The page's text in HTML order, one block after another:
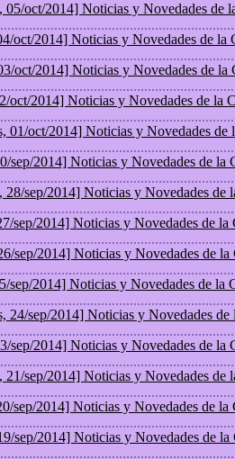
05/oct/2014] Noticias y Novedades de
oct/2014] Noticias y Novedades de la
oct/2014] Noticias y Novedades de la
oct/2014] Noticias y Novedades de la
01/oct/2014] Noticias y Novedades de
sep/2014] Noticias y Novedades de la
28/sep/2014] Noticias y Novedades de
sep/2014] Noticias y Novedades de la
sep/2014] Noticias y Novedades de la
sep/2014] Noticias y Novedades de la
24/sep/2014] Noticias y Novedades de
sep/2014] Noticias y Novedades de la
21/sep/2014] Noticias y Novedades de
sep/2014] Noticias y Novedades de la
sep/2014] Noticias y Novedades de la